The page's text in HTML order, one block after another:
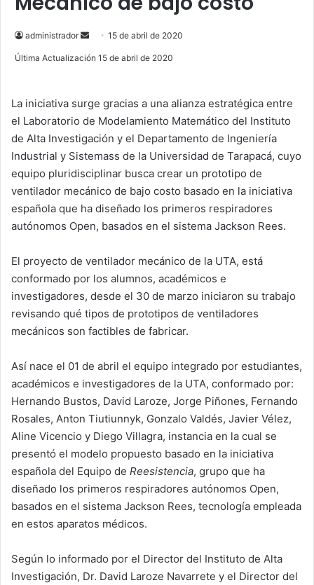
administrador
e
a
n
e
m
a
i
l
15 de abril de 2020
Última Actualización 15 de abril de 2020
La iniciativa surge gracias a una alianza estratégica entre
el Laboratorio de Modelamiento Matemático del Instituto
de Alta Investigación y el Departamento de Ingeniería
Industrial y Sistemass de la Universidad de Tarapacá, cuyo
equipo pluridisciplinar busca crear un prototipo de
ventilador mecánico de bajo costo basado en la iniciativa
española que ha diseñado los primeros respiradores
autónomos Open, basados en el sistema Jackson Rees.
El proyecto de ventilador mecánico de la UTA, está
conformado por los alumnos, académicos e
investigadores, desde el 30 de marzo iniciaron su trabajo
revisando qué tipos de prototipos de ventiladores
mecánicos son factibles de fabricar.
Así nace el 01 de abril el equipo integrado por estudiantes,
académicos e investigadores de la UTA, conformado por:
Hernando Bustos, David Laroze, Jorge Piñones, Fernando
Rosales, Anton Tiutiunnyk, Gonzalo Valdés, Javier Vélez,
Aline Vicencio y Diego Villagra, instancia en la cual se
presentó el modelo propuesto basado en la iniciativa
española del Equipo de Reesistencia, grupo que ha
diseñado los primeros respiradores autónomos Open,
basados en el sistema Jackson Rees, tecnología empleada
en estos aparatos médicos.
Según lo informado por el Director del Instituto de Alta
Investigación, Dr. David Laroze Navarrete y el Director del